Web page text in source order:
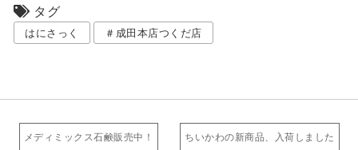
タグ
はにさっく ＃成田本店つくだ店
メディミックス石鹸販売中！ ちいかわの新商品、入荷しました